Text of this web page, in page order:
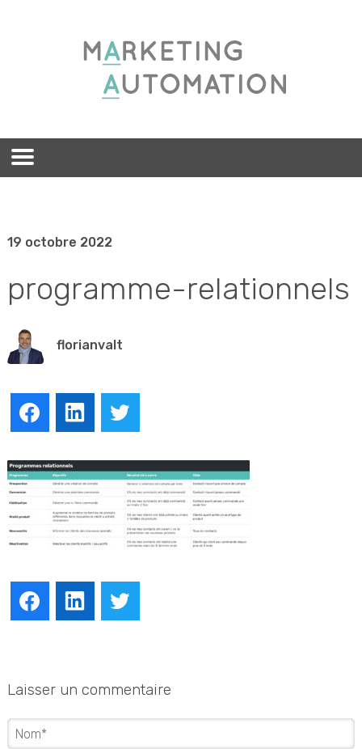
19 octobre 2022
programme-relationnels
florianvalt
FacebookLinkedIn
FacebookLinkedIn
Laisser un commentaire